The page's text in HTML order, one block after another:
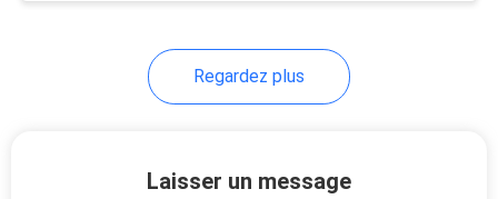
Regardez plus
Laisser un message